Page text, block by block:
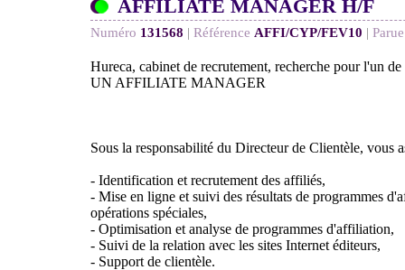
AFFILIATE MANAGER H/F
Numéro 131568 | Référence AFFI/CYP/FEV10 |
Hureca, cabinet de recrutement, recherche pour l'un
UN AFFILIATE MANAGER
Sous la responsabilité du Directeur de Clientèle, vous
- Identification et recrutement des affiliés,
- Mise en ligne et suivi des résultats de programmes
opérations spéciales,
- Optimisation et analyse de programmes d'affiliation,
- Suivi de la relation avec les sites Internet éditeurs,
- Support de clientèle.